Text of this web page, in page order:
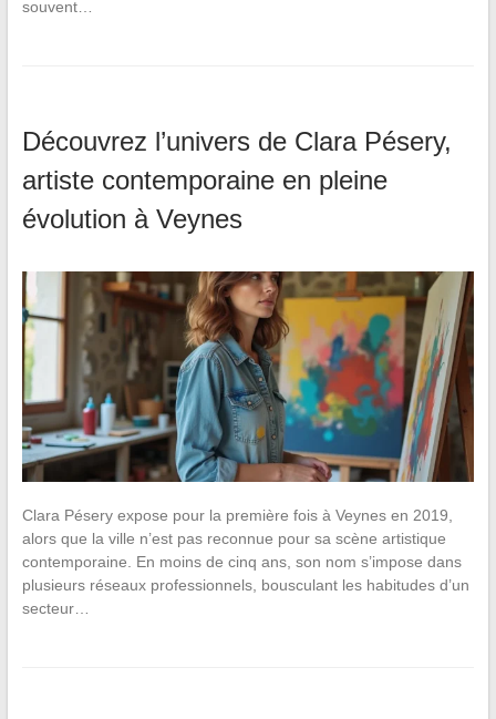
souvent…
Découvrez l’univers de Clara Pésery,
artiste contemporaine en pleine
évolution à Veynes
Clara Pésery expose pour la première fois à Veynes en 2019,
alors que la ville n’est pas reconnue pour sa scène artistique
contemporaine. En moins de cinq ans, son nom s’impose dans
plusieurs réseaux professionnels, bousculant les habitudes d’un
secteur…